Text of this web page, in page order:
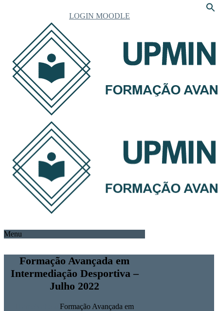
LOGIN MOODLE
Menu
Formação Avançada em
Intermediação Desportiva –
Julho 2022
Formação Avançada em